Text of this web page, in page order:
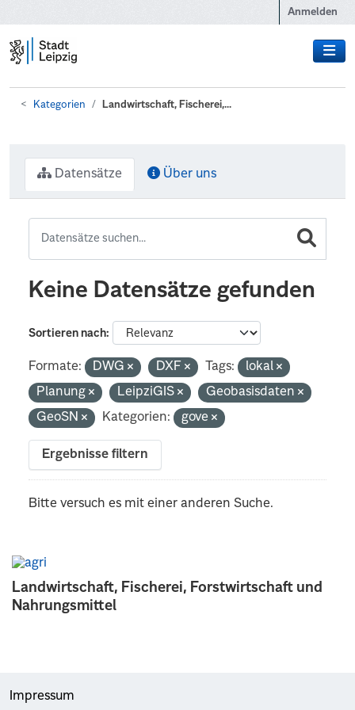
Anmelden
Kategorien Landwirtschaft, Fischerei,...
Landwirtschaft, Fischerei, Forstwirtschaft und
Nahrungsmittel
Datensätze Über uns
Keine Datensätze gefunden
Sortieren nach
Formate: DWG DXF Tags:
lokal
Planung
LeipziGIS
Geobasisdaten
GeoSN
Kategorien: gove
Ergebnisse filtern
Bitte versuch es mit einer anderen Suche.
Impressum